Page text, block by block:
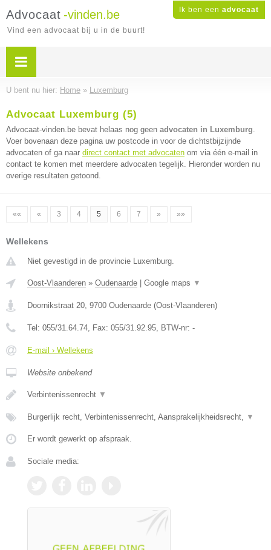
Ik ben een advocaat
Advocaat -vinden.be
Vind een advocaat bij u in de buurt!
U bent nu hier: Home » Luxemburg
Advocaat Luxemburg (5)
Advocaat-vinden.be bevat helaas nog geen advocaten in Luxemburg.
Voer bovenaan deze pagina uw postcode in voor de dichtstbijzijnde
advocaten of ga naar direct contact met advocaten om via één e-mail in
contact te komen met meerdere advocaten tegelijk. Hieronder worden nu
overige resultaten getoond.
«« « 3 4 5 6 7 » »»
Wellekens
Niet gevestigd in de provincie Luxemburg.
Oost-Vlaanderen » Oudenaarde Google maps ▼
Doornikstraat 20, 9700 Oudenaarde (Oost-Vlaanderen)
Tel: 055/31.64.74, Fax: 055/31.92.95, BTW-nr: -
E-mail › Wellekens
Website onbekend
Verbintenissenrecht ▼
Burgerlijk recht, Verbintenissenrecht, Aansprakelijkheidsrecht, ▼
Er wordt gewerkt op afspraak.
Sociale media: